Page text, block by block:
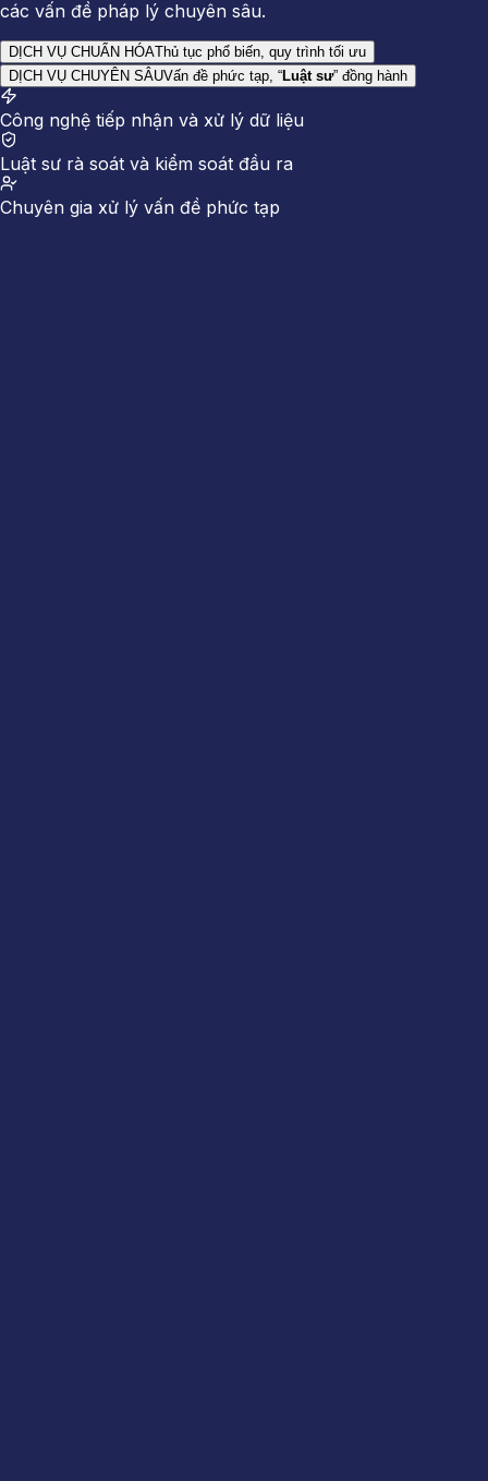
các vấn đề pháp lý chuyên sâu.
DỊCH VỤ CHUẨN HÓAThủ tục phổ biến, quy trình tối ưu
DỊCH VỤ CHUYÊN SÂUVấn đề phức tạp, “Luật sư” đồng hành
Công nghệ tiếp nhận và xử lý dữ liệu
Luật sư rà soát và kiểm soát đầu ra
Chuyên gia xử lý vấn đề phức tạp